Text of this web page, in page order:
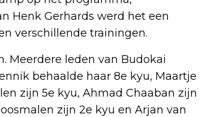
Henk Gerhards werd het een
verschillende trainingen.
Meerdere leden van Budokai
behaalde haar 8e kyu, Maartje
zijn 5e kyu, Ahmad Chaaban zijn
zijn 2e kyu en Arjan van